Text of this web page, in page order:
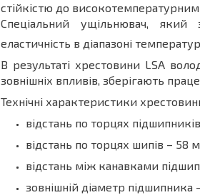
стійкістю до
Спеціальний ущільнювач, який
еластичність в діапазоні
В результаті хрестовини LSA
зовнішніх впливів, зберігають
Технічні характеристики
відстань по торцях
відстань по торцях шипів – 58
відстань між канавками
зовнішній діаметр підшипника